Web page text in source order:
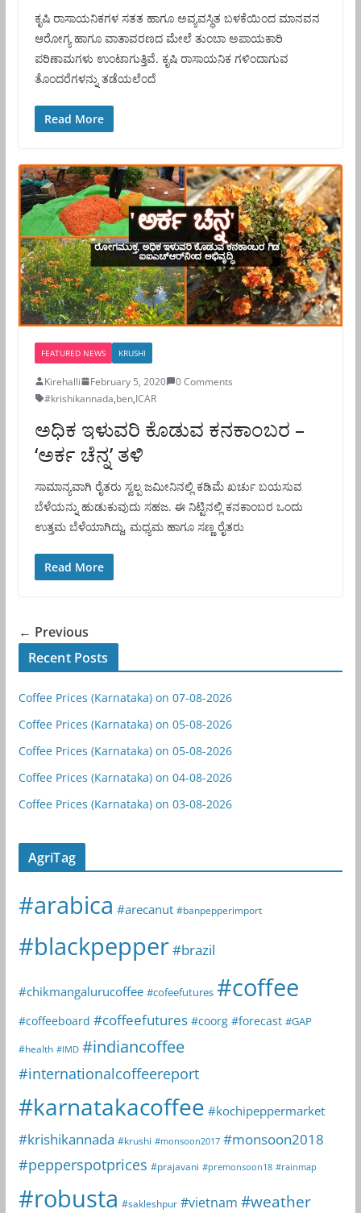
ಕೃಷಿ ರಾಸಾಯನಿಕಗಳ ಸತತ ಹಾಗೂ ಅವ್ಯವಸ್ಥಿತ ಬಳಕೆಯಿಂದ ಮಾನವನ
ಆರೋಗ್ಯ ಹಾಗೂ ವಾತಾವರಣದ ಮೇಲೆ ತುಂಬಾ ಅಪಾಯಕಾರಿ
ಪರಿಣಾಮಗಳು ಉಂಟಾಗುತ್ತಿವೆ. ಕೃಷಿ ರಾಸಾಯನಿಕ ಗಳಿಂದಾಗುವ
ತೊಂದರೆಗಳನ್ನು ತಡೆಯಲೆಂದೆ
Read More
FEATURED NEWS KRUSHI
Kirehalli February 5, 2020
0 Comments
#krishikannada,ben,ICAR
ಅಧಿಕ ಇಳುವರಿ ಕೊಡುವ ಕನಕಾಂಬರ –
‘ಅರ್ಕ ಚೆನ್ನ’ ತಳಿ
ಸಾಮಾನ್ಯವಾಗಿ ರೈತರು ಸ್ವಲ್ಪ ಜಮೀನಿನಲ್ಲಿ ಕಡಿಮೆ ಖರ್ಚು ಬಯಸುವ
ಬೆಳೆಯನ್ನು ಹುಡುಕುವುದು ಸಹಜ. ಈ ನಿಟ್ಟಿನಲ್ಲಿ ಕನಕಾಂಬರ ಒಂದು
ಉತ್ತಮ ಬೆಳೆಯಾಗಿದ್ದು, ಮಧ್ಯಮ ಹಾಗೂ ಸಣ್ಣ ರೈತರು
Read More
← Previous
Recent Posts
Coffee Prices (Karnataka) on 07-08-2026
Coffee Prices (Karnataka) on 05-08-2026
Coffee Prices (Karnataka) on 05-08-2026
Coffee Prices (Karnataka) on 04-08-2026
Coffee Prices (Karnataka) on 03-08-2026
AgriTag
#arabica #arecanut #banpepperimport
#blackpepper#brazil
#chikmangalurucoffee #cofeefutures #coffee
#coffeeboard #coffeefutures #coorg #forecast #GAP
#health #IMD #indiancoffee
#internationalcoffeereport
#karnatakacoffee #kochipeppermarket
#krishikannada #krushi #monsoon2017 #monsoon2018
#pepperspotprices #prajavani #premonsoon18 #rainmap
#robusta #sakleshpur #vietnam #weather